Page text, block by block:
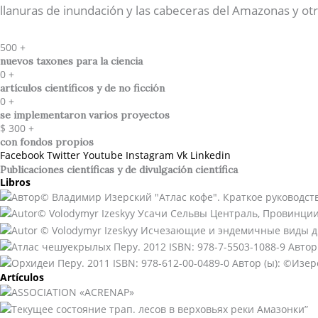
llanuras de inundación y las cabeceras del Amazonas y
500 +
nuevos taxones para la ciencia
0 +
artículos científicos y de no ficción
0 +
se implementaron varios proyectos
$ 300 +
con fondos propios
Facebook Twitter Youtube Instagram Vk Linkedin
Publicaciones científicas y de divulgación científica​
Libros
Artículos